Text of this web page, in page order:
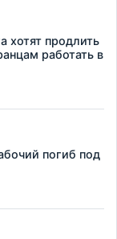
хотят продлить
работать в
погиб под